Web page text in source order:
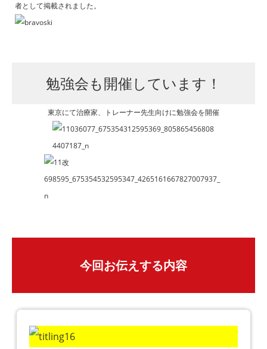
者として掲載されました。
勉強会も開催しています！
東京にて治療家、トレーナー先生向けに勉強会を開催
今回お伝えする内容